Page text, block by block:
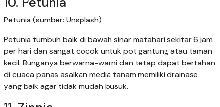
Petunia (sumber: Unsplash)
Petunia tumbuh baik di bawah sinar matahari sekitar 6 jam
per hari dan sangat cocok untuk pot gantung atau taman
kecil. Bunganya berwarna-warni dan tetap dapat bertahan
di cuaca panas asalkan media tanam memiliki drainase
yang baik agar tidak mudah busuk.